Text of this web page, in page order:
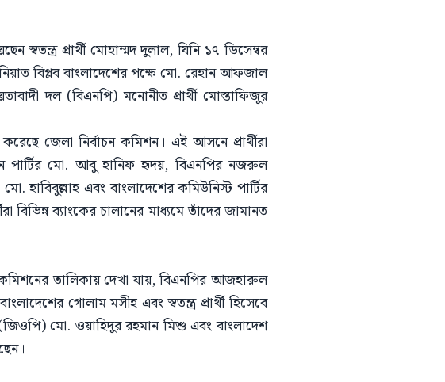
প্রার্থী মোহাম্মদ দুলাল, যিনি ১৭ ডিসেম্বর
বিপ্লব বাংলাদেশের পক্ষে মো. রেহান আফজাল
দল (বিএনপি) মনোনীত প্রার্থী মোস্তাফিজুর
জেলা নির্বাচন কমিশন। এই আসনে প্রার্থীরা
পার্টির মো. আবু হানিফ হৃদয়, বিএনপির নজরুল
এবং বাংলাদেশের কমিউনিস্ট পার্টির
ব্যাংকের চালানের মাধ্যমে তাঁদের জামানত
তালিকায় দেখা যায়, বিএনপির আজহারুল
গোলাম মসীহ এবং স্বতন্ত্র প্রার্থী হিসেবে
মো. ওয়াহিদুর রহমান মিশু এবং বাংলাদেশ